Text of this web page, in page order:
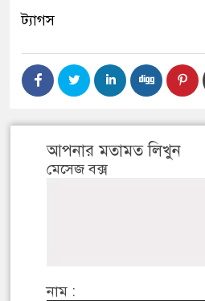
ট্যাগস
আপনার মতামত লিখুন
মেসেজ বক্স
নাম :